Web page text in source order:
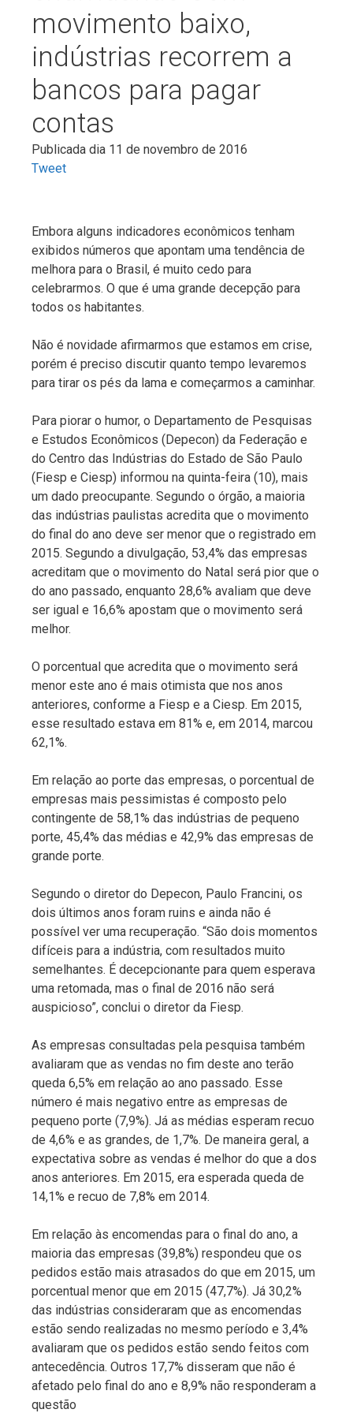
movimento baixo,
indústrias recorrem a
bancos para pagar
contas
Publicada dia 11 de novembro de 2016
Tweet
Embora alguns indicadores econômicos tenham
exibidos números que apontam uma tendência de
melhora para o Brasil, é muito cedo para
celebrarmos. O que é uma grande decepção para
todos os habitantes.
Não é novidade afirmarmos que estamos em crise,
porém é preciso discutir quanto tempo levaremos
para tirar os pés da lama e começarmos a caminhar.
Para piorar o humor, o Departamento de Pesquisas
e Estudos Econômicos (Depecon) da Federação e
do Centro das Indústrias do Estado de São Paulo
(Fiesp e Ciesp) informou na quinta-feira (10), mais
um dado preocupante. Segundo o órgão, a maioria
das indústrias paulistas acredita que o movimento
do final do ano deve ser menor que o registrado em
2015. Segundo a divulgação, 53,4% das empresas
acreditam que o movimento do Natal será pior que o
do ano passado, enquanto 28,6% avaliam que deve
ser igual e 16,6% apostam que o movimento será
melhor.
O porcentual que acredita que o movimento será
menor este ano é mais otimista que nos anos
anteriores, conforme a Fiesp e a Ciesp. Em 2015,
esse resultado estava em 81% e, em 2014, marcou
62,1%.
Em relação ao porte das empresas, o porcentual de
empresas mais pessimistas é composto pelo
contingente de 58,1% das indústrias de pequeno
porte, 45,4% das médias e 42,9% das empresas de
grande porte.
Segundo o diretor do Depecon, Paulo Francini, os
dois últimos anos foram ruins e ainda não é
possível ver uma recuperação. “São dois momentos
difíceis para a indústria, com resultados muito
semelhantes. É decepcionante para quem esperava
uma retomada, mas o final de 2016 não será
auspicioso”, conclui o diretor da Fiesp.
As empresas consultadas pela pesquisa também
avaliaram que as vendas no fim deste ano terão
queda 6,5% em relação ao ano passado. Esse
número é mais negativo entre as empresas de
pequeno porte (7,9%). Já as médias esperam recuo
de 4,6% e as grandes, de 1,7%. De maneira geral, a
expectativa sobre as vendas é melhor do que a dos
anos anteriores. Em 2015, era esperada queda de
14,1% e recuo de 7,8% em 2014.
Em relação às encomendas para o final do ano, a
maioria das empresas (39,8%) respondeu que os
pedidos estão mais atrasados do que em 2015, um
porcentual menor que em 2015 (47,7%). Já 30,2%
das indústrias consideraram que as encomendas
estão sendo realizadas no mesmo período e 3,4%
avaliaram que os pedidos estão sendo feitos com
antecedência. Outros 17,7% disseram que não é
afetado pelo final do ano e 8,9% não responderam a
questão